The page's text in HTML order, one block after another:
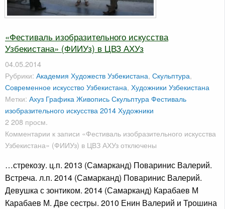
«Фестиваль изобразительного искусства
Узбекистана» (ФИИУз) в ЦВЗ АХУз
04.05.2014
Рубрики: Академия Художеств Узбекистана, Скульптура,
Современное искусство Узбекистана, Художники Узбекистана
Метки: Ахуз Графика ЖивописьСкульптура Фестиваль
изобразительного искусства 2014Художники
2 208 просм.
Комментарии к записи «Фестиваль изобразительного искусства
Узбекистана» (ФИИУз) в ЦВЗ АХУзотключены
…стрекозу. ц.п. 2013 (Самарканд) Поваринис Валерий.
Встреча. л.п. 2014 (Самарканд) Поваринис Валерий.
Девушка с зонтиком. 2014 (Самарканд) Карабаев М
Карабаев М. Две сестры. 2010 Енин Валерий и Трошина